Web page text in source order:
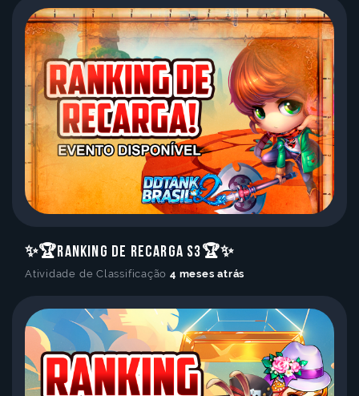
✨🏆Ranking de Recarga S3🏆✨
Atividade de Classificação 4 meses atrás